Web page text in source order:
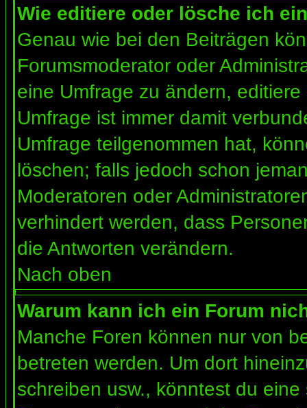
Wie editiere oder lösche ich
Genau wie bei den Beiträgen
Forumsmoderator oder
eine Umfrage zu ändern,
Umfrage ist immer damit
Umfrage teilgenommen hat,
löschen; falls jedoch schon
Moderatoren oder
verhindert werden, dass
die Antworten verändern.
Nach oben
Warum kann ich ein Forum
Manche Foren können nur von
betreten werden. Um dort
schreiben usw., könntest du